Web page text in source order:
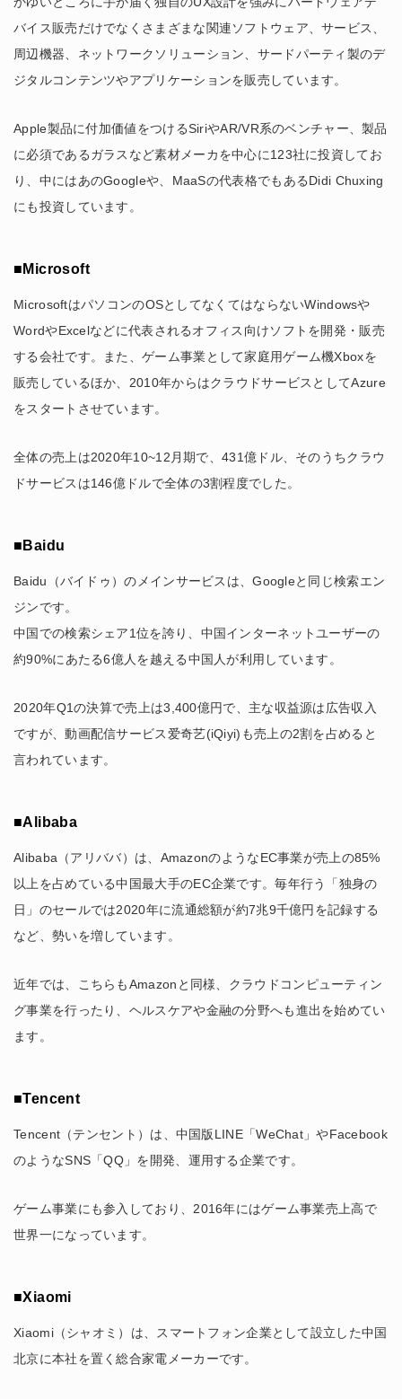
バイス販売だけでなくさまざまな関連ソフトウェア、サービス、
周辺機器、ネットワークソリューション、サードパーティ製のデ
ジタルコンテンツやアプリケーションを販売しています。
Apple製品に付加価値をつけるSiriやAR/VR系のベンチャー、製品
に必須であるガラスなど素材メーカを中心に123社に投資してお
り、中にはあのGoogleや、MaaSの代表格でもあるDidi Chuxing
にも投資しています。
■Microsoft
MicrosoftはパソコンのOSとしてなくてはならないWindowsや
WordやExcelなどに代表されるオフィス向けソフトを開発・販売
する会社です。また、ゲーム事業として家庭用ゲーム機Xboxを
販売しているほか、2010年からはクラウドサービスとしてAzure
をスタートさせています。
全体の売上は2020年10~12月期で、431億ドル、そのうちクラウ
ドサービスは146億ドルで全体の3割程度でした。
■Baidu
Baidu（バイドゥ）のメインサービスは、Googleと同じ検索エン
ジンです。
中国での検索シェア1位を誇り、中国インターネットユーザーの
約90%にあたる6億人を越える中国人が利用しています。
2020年Q1の決算で売上は3,400億円で、主な収益源は広告収入
ですが、動画配信サービス爱奇艺(iQiyi)も売上の2割を占めると
言われています。
■Alibaba
Alibaba（アリババ）は、AmazonのようなEC事業が売上の85%
以上を占めている中国最大手のEC企業です。毎年行う「独身の
日」のセールでは2020年に流通総額が約7兆9千億円を記録する
など、勢いを増しています。
近年では、こちらもAmazonと同様、クラウドコンピューティン
グ事業を行ったり、ヘルスケアや金融の分野へも進出を始めてい
ます。
■Tencent
Tencent（テンセント）は、中国版LINE「WeChat」やFacebook
のようなSNS「QQ」を開発、運用する企業です。
ゲーム事業にも参入しており、2016年にはゲーム事業売上高で
世界一になっています。
■Xiaomi
Xiaomi（シャオミ）は、スマートフォン企業として設立した中国
北京に本社を置く総合家電メーカーです。